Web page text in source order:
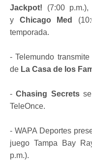
Jackpot! (7:00 p.m.),
y Chicago Med
temporada.
- Telemundo
de La Casa de los
-Chasing Secretsse
TeleOnce.
- WAPA Deportes
juego Tampa Bay
p.m.).